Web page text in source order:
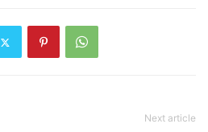
Next article